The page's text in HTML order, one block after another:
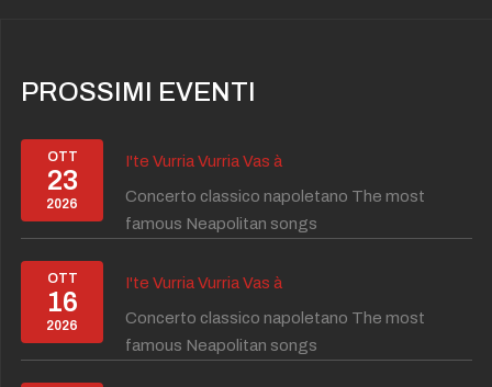
PROSSIMI EVENTI
OTT
23
2026
I'te Vurria Vurria Vas à
Concerto classico napoletano The most
famous Neapolitan songs
OTT
16
2026
I'te Vurria Vurria Vas à
Concerto classico napoletano The most
famous Neapolitan songs